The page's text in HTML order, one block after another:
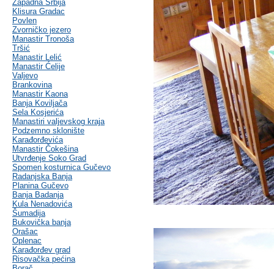
Zapadna Srbija
Klisura Gradac
Povlen
Zvorničko jezero
Manastir Tronoša
Tršić
Manastir Lelić
Manastir Ćelije
Valjevo
Brankovina
Manastir Kaona
Banja Koviljača
Sela Kosjerića
Manastiri valjevskog kraja
Podzemno sklonište
Karađorđevića
Manastir Čokešina
Utvrđenje Soko Grad
Spomen kosturnica Gučevo
Radanjska Banja
Planina Gučevo
Banja Badanja
Kula Nenadovića
Šumadija
Bukovička banja
Orašac
Oplenac
Karađorđev grad
Risovačka pećina